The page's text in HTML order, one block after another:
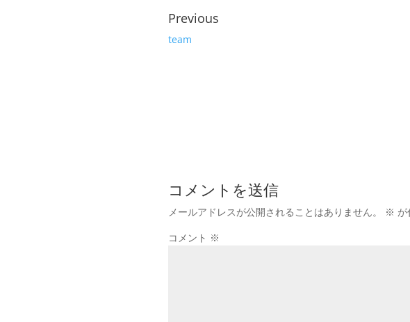
Previous
team
コメントを送信
メールアドレスが公開されることはありません。 ※
コメント ※